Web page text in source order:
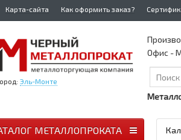
Карта-сайта Как оформить заказ?
Эль-Монте
Офис -
МЕТАЛЛОПРОКАТА